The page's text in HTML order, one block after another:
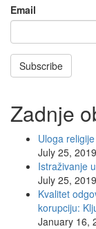
Email
Subscribe
Zadnje
Uloga
July 25, 2019
Istraživanje
July 25, 2019
Kvalitet
korupciju:
January 16,